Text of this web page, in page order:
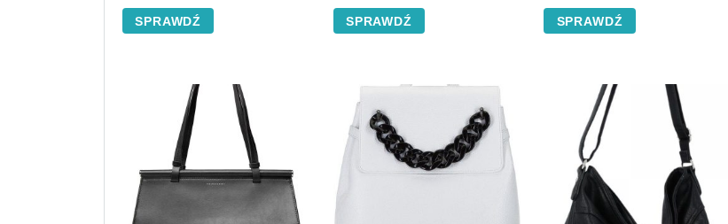
SPRAWDŹ SPRAWDŹ SPRAWDŹ